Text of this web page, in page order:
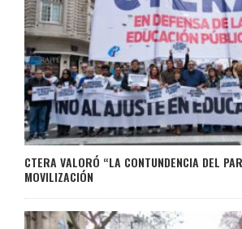
CTERA VALORÓ “LA CONTUNDENCIA DEL
MOVILIZACIÓN